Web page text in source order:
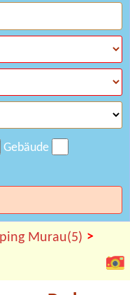
Gebäude
Murau(5) >